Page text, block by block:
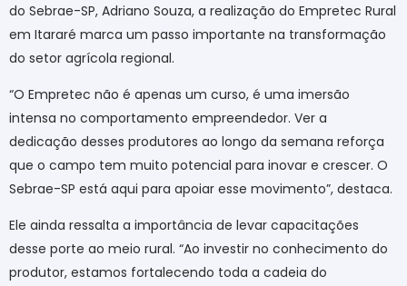
do Sebrae-SP, Adriano Souza, a realização do Empretec Rural
em Itararé marca um passo importante na transformação
do setor agrícola regional.
“O Empretec não é apenas um curso, é uma imersão
intensa no comportamento empreendedor. Ver a
dedicação desses produtores ao longo da semana reforça
que o campo tem muito potencial para inovar e crescer. O
Sebrae-SP está aqui para apoiar esse movimento”, destaca.
Ele ainda ressalta a importância de levar capacitações
desse porte ao meio rural. “Ao investir no conhecimento do
produtor, estamos fortalecendo toda a cadeia do